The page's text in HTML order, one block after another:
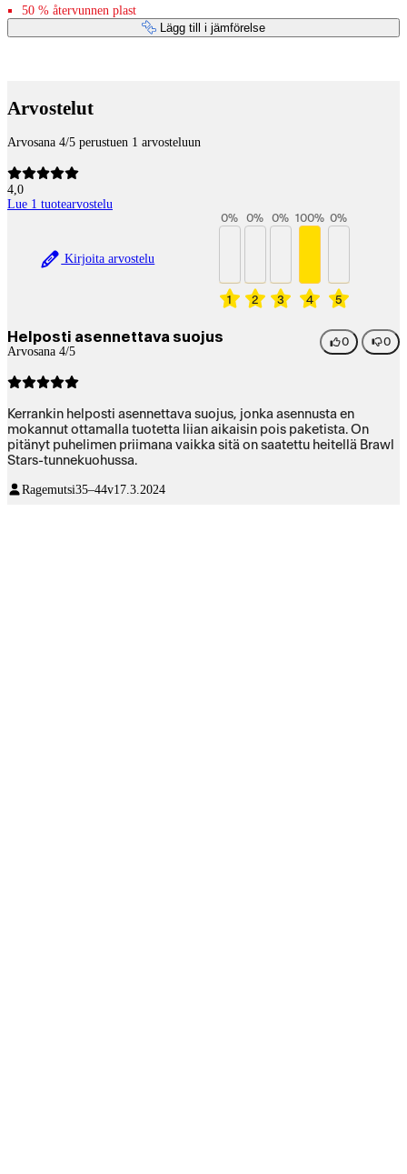
50 % återvunnen plast
Lägg till i jämförelse
Arvostelut
Arvosana 4/5 perustuen 1 arvosteluun
4,0
Lue 1 tuotearvostelu
Kirjoita arvostelu
1
0%
2
0%
3
0%
4
100%
5
0%
Helposti asennettava suojus
Arvosana 4/5
0 0
Kerrankin helposti asennettava suojus, jonka asennusta en
mokannut ottamalla tuotetta liian aikaisin pois paketista. On
pitänyt puhelimen priimana vaikka sitä on saatettu heitellä Brawl
Stars-tunnekuohussa.
Ragemutsi35–44v17.3.2024